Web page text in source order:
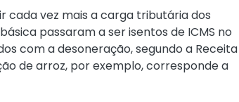
cada vez mais a carga tributária dos
passaram a ser isentos de ICMS no
com a desoneração, segundo a Receita
de arroz, por exemplo, corresponde a